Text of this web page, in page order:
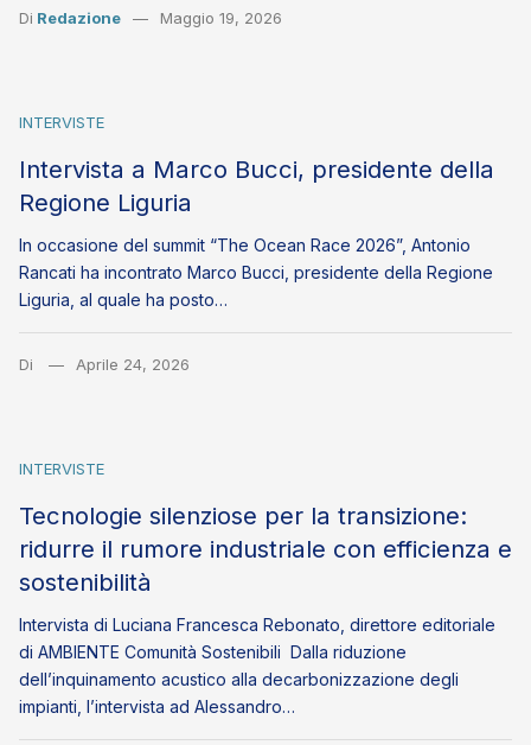
Di Redazione Maggio 19, 2026
INTERVISTE
Intervista a Marco Bucci, presidente della
Regione Liguria
In occasione del summit “The Ocean Race 2026”, Antonio
Rancati ha incontrato Marco Bucci, presidente della Regione
Liguria, al quale ha posto…
Di Aprile 24, 2026
INTERVISTE
Tecnologie silenziose per la transizione:
ridurre il rumore industriale con efficienza e
sostenibilità
Intervista di Luciana Francesca Rebonato, direttore editoriale
di AMBIENTE Comunità Sostenibili Dalla riduzione
dell’inquinamento acustico alla decarbonizzazione degli
impianti, l’intervista ad Alessandro…